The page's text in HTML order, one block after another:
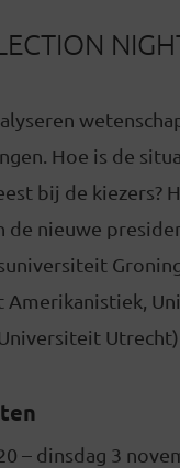
Hoe is de
bij de kiezers?
de nieuwe
Amerikanistiek,
– dinsdag 3